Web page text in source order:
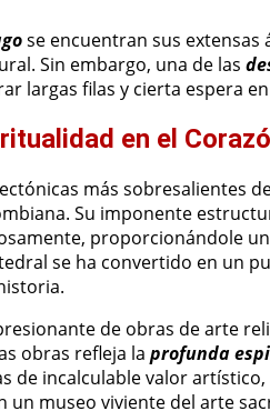
se encuentran sus extensas
Sin embargo, una de las
largas filas y cierta espera
en el
más sobresalientes
Su imponente
proporcionándole
se ha convertido en un
de obras de arte
obras refleja la profunda
de incalculable valor
un museo viviente del arte